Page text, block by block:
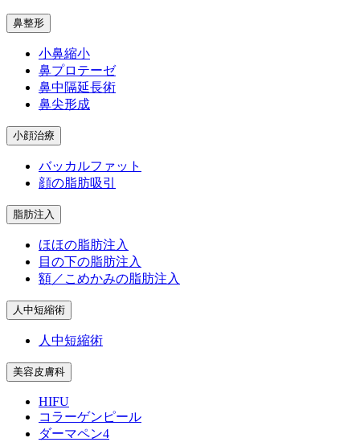
鼻整形
小鼻縮小
鼻プロテーゼ
鼻中隔延長術
鼻尖形成
小顔治療
バッカルファット
顔の脂肪吸引
脂肪注入
ほほの脂肪注入
目の下の脂肪注入
額／こめかみの脂肪注入
人中短縮術
人中短縮術
美容皮膚科
HIFU
コラーゲンピール
ダーマペン4